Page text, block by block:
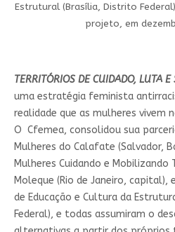
Estrutural (Brasília, Distrito
projeto, em
TERRITÓRIOS DE CUIDADO, LUTA
uma estratégia feminista
realidade que as mulheres vivem
O Cfemea, consolidou sua
Mulheres do Calafate (Salvador,
Mulheres Cuidando e
Moleque (Rio de Janeiro, capital),
de Educação e Cultura da
Federal), e todas assumiram o